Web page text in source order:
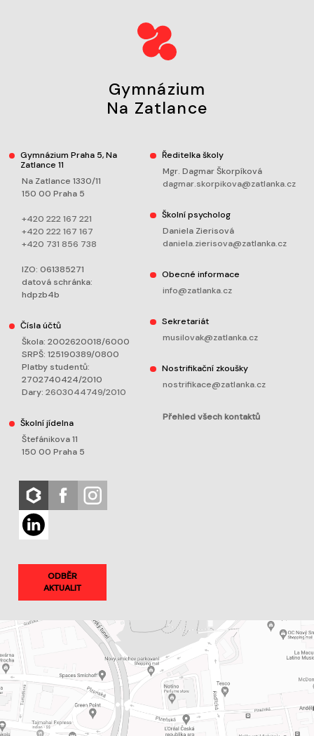
Gymnázium
Na Zatlance
Gymnázium Praha 5, Na
Zatlance 11
Na Zatlance 1330/11
150 00 Praha 5
+420 222 167 221
+420 222 167 167
+420 731 856 738
IZO: 061385271
datová schránka:
hdpzb4b
Čísla účtů
Škola: 2002620018/6000
SRPŠ: 125190389/0800
Platby studentů:
2702740424/2010
Dary: 2603044749/2010
Školní jídelna
Štefánikova 11
150 00 Praha 5
ODBĚR
AKTUALIT
Ředitelka školy
Mgr. Dagmar Škorpíková
dagmar.skorpikova@zatlanka.cz
Školní psycholog
Daniela Zierisová
daniela.zierisova@zatlanka.cz
Obecné informace
info@zatlanka.cz
Sekretariát
musilovak@zatlanka.cz
Nostrifikační zkoušky
nostrifikace@zatlanka.cz
Přehled všech kontaktů